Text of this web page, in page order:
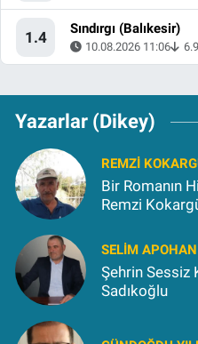
1.4 Sındırgı (Balıkesir)
10.08.2026 11:06
Yazarlar (Dikey)
REMZI
Bir Romanın
Remzi
SELIM APOHAN
Şehrin Sessiz
Sadıkoğlu